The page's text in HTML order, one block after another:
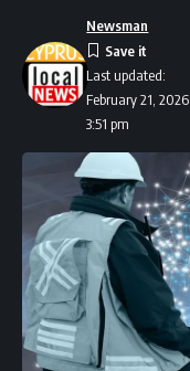
Last updated:
February 21, 2026
3:51 pm
Newsman